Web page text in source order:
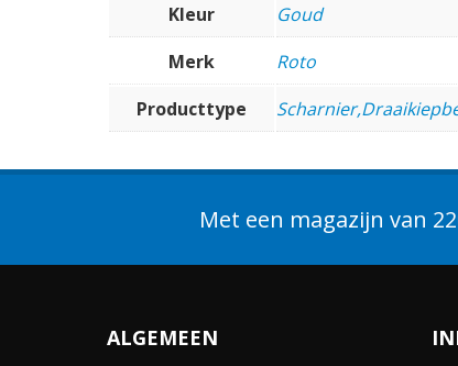
Kleur
Goud
Merk
Roto
Producttype
Met een magazijn van
ALGEMEEN